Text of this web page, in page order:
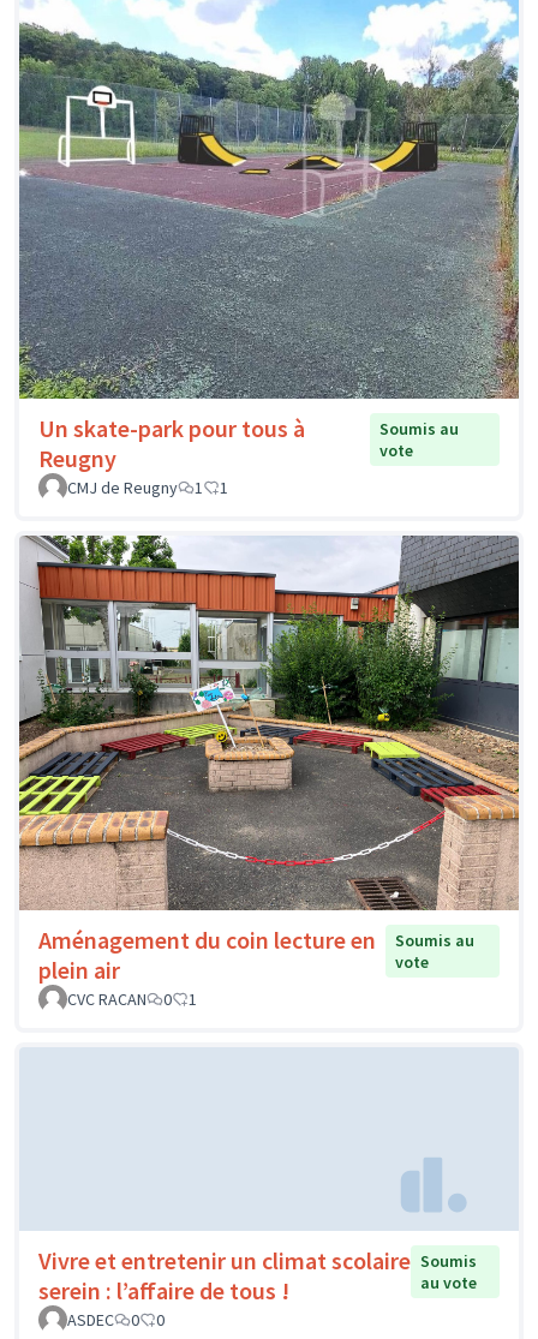
Un skate-park pour tous à
Reugny
Soumis au
vote
CMJ de Reugny
1 1
Aménagement du coin lecture en
plein air
Soumis au
vote
CVC RACAN
0 1
Vivre et entretenir un climat scolaire
serein : l’affaire de tous !
Soumis
au vote
ASDEC
0 0